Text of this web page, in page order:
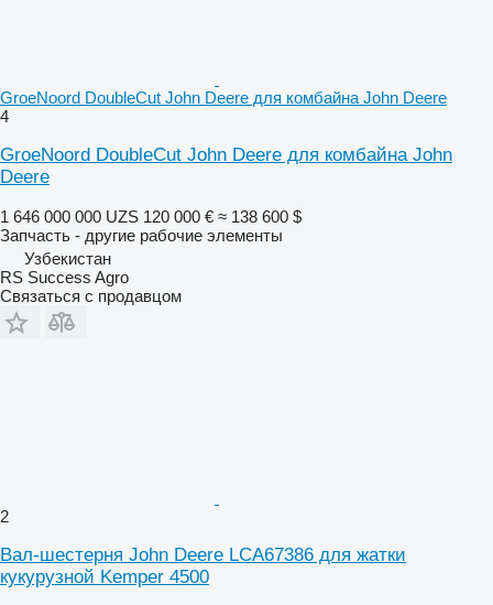
GroeNoord DoubleCut John Deere для комбайна John Deere
4
GroeNoord DoubleCut John Deere для комбайна John
Deere
1 646 000 000 UZS 120 000 € ≈ 138 600 $
Запчасть - другие рабочие элементы
Узбекистан
RS Success Agro
Связаться с продавцом
2
Вал-шестерня John Deere LCA67386 для жатки
кукурузной Kemper 4500